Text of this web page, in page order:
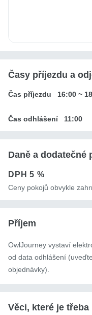
Časy příjezdu a
Čas příjezdu 16:00 ~
Čas odhlášení 11:00
Daně a dodatečné
DPH5 %
Ceny pokojů obvykle
Příjem
OwlJourney vystaví
od data odhlášení
objednávky).
Věci, které je třeba